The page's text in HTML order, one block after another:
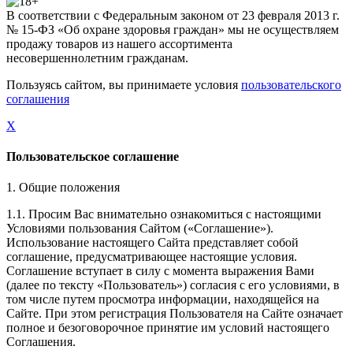
В соответствии с Федеральным законом от 23 февраля 2013 г.
№ 15-ФЗ «Об охране здоровья граждан» мы не осуществляем
продажу товаров из нашего ассортимента
несовершеннолетним гражданам.
Пользуясь сайтом, вы принимаете условия пользовательского
соглашения
X
Пользовательское соглашение
1. Общие положения
1.1. Просим Вас внимательно ознакомиться с настоящими
Условиями пользования Сайтом («Соглашение»).
Использование настоящего Сайта представляет собой
соглашение, предусматривающее настоящие условия.
Соглашение вступает в силу с момента выражения Вами
(далее по тексту «Пользователь») согласия с его условиями, в
том числе путем просмотра информации, находящейся на
Сайте. При этом регистрация Пользователя на Сайте означает
полное и безоговорочное принятие им условий настоящего
Соглашения.